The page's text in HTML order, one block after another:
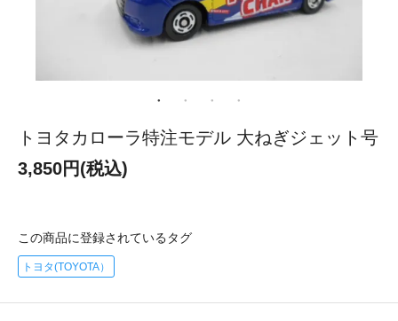
トヨタカローラ特注モデル 大ねぎジェット号
3,850円(税込)
この商品に登録されているタグ
トヨタ(TOYOTA）